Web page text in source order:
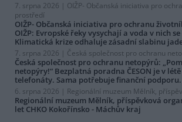
7. srpna 2026 | OIŽP- Občanská iniciativa pro
prostředí
OIŽP- Občanská iniciativa pro ochranu
OIŽP: Evropské řeky vysychají a voda v nich
Klimatická krize odhaluje zásadní slabinu
7. srpna 2026 | Česká společnost pro ochranu
Česká společnost pro ochranu netopýrů:
netopýry!“ Bezplatná poradna ČESON je v
telefonáty. Sama potřebuje finanční podporu.
6. srpna 2026 | Regionální muzeum Mělník,
Regionální muzeum Mělník, příspěvková
let CHKO Kokořínsko - Máchův kraj